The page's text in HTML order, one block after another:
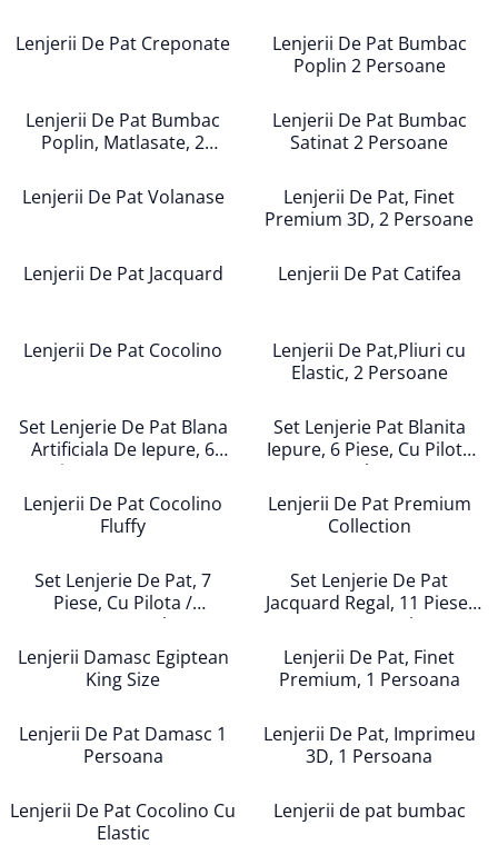
Cearceaf normal
Persoane
Lenjerii De Pat Bumbac Poplin,
Lenjerii De Pat Volanase
Lenjerii De Pat Jacquard
Lenjerii De Pat Cocolino
Set Lenjerie De Pat Blana
Artificiala De Iepure, 6 Piese, 2
Persoane
Set Lenjerie Pat Blanita Iepure, 6
Lenjerii De Pat Premium Collection
Set Lenjerie De Pat, 7 Piese, Cu
Set Lenjerie De Pat Jacquard Regal,
11 Piese, Cuvertura Inclusa
Lenjerii Damasc Egiptean King Size
Lenjerii De Pat, Finet Premium, 1
Lenjerii De Pat Damasc 1 Persoana
Lenjerii De Pat Creponate
Lenjerii De Pat Bumbac
Poplin 2 Persoane
Lenjerii De Pat Bumbac
Poplin, Matlasate, 2
Lenjerii De Pat Bumbac
Satinat 2 Persoane
Lenjerii De Pat Volanase
Lenjerii De Pat, Finet
Premium 3D, 2 Persoane
Lenjerii De Pat Jacquard Lenjerii De Pat Catifea
Lenjerii De Pat Cocolino
Lenjerii De Pat,Pliuri cu
Elastic, 2 Persoane
Set Lenjerie De Pat Blana
Artificiala De Iepure, 6
Piese, 2 Persoane
Set Lenjerie Pat Blanita
Iepure, 6 Piese, Cu Pilota
Inclusa
Lenjerii De Pat Cocolino
Fluffy
Lenjerii De Pat Premium
Collection
Set Lenjerie De Pat, 7
Piese, Cu Pilota /
Cuvertura Inclusa
Set Lenjerie De Pat
Jacquard Regal, 11 Piese,
Cuvertura Inclusa
Lenjerii Damasc Egiptean
King Size
Lenjerii De Pat, Finet
Premium, 1 Persoana
Lenjerii De Pat Damasc 1
Persoana
Lenjerii De Pat, Imprimeu
3D, 1 Persoana
Lenjerii De Pat Cocolino Cu
Elastic
Lenjerii de pat bumbac